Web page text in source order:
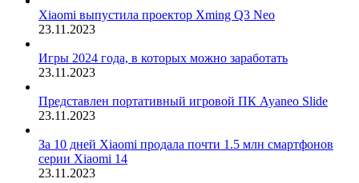
Xiaomi выпустила проектор Xming Q3 Neo
23.11.2023
Игры 2024 года, в которых можно заработать
23.11.2023
Представлен портативный игровой ПК Ayaneo Slide
23.11.2023
За 10 дней Xiaomi продала почти 1.5 млн смартфонов
серии Xiaomi 14
23.11.2023